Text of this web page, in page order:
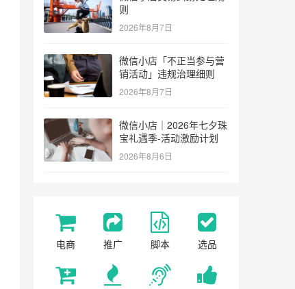
则
2026年8月7日
微信小店「不正当参与营
销活动」违规治理细则
2026年8月7日
微信小店｜2026年七夕珠
宝礼遇季-活动激励计划
2026年8月6日
电商 推广 脚本 选品